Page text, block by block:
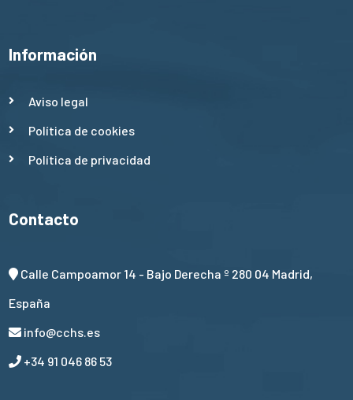
Información
Aviso legal
Política de cookies
Política de privacidad
Contacto
Calle Campoamor 14 - Bajo Derecha º 280 04 Madrid,
España
info@cchs.es
+34 91 046 86 53